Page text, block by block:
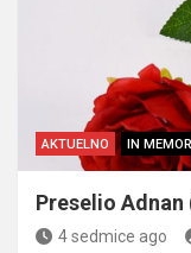
AKTUELNO IN
Preselio
4 sedmice ago